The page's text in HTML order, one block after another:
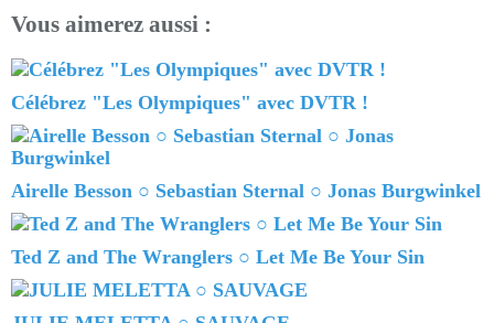
Vous aimerez aussi :
Célébrez "Les Olympiques" avec DVTR !
Airelle Besson ○ Sebastian Sternal ○ Jonas Burgwinkel
Ted Z and The Wranglers ○ Let Me Be Your Sin